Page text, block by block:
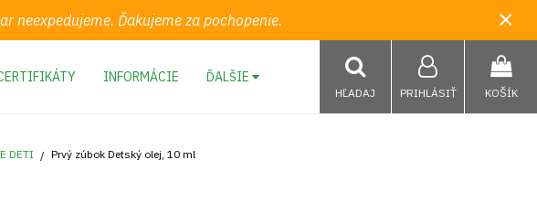
neexpedujeme. Ďakujeme za pochopenie. ×
INFORMÁCIE ĎALŠIE
KOŠÍK
PRIHLÁSIŤ
HĽADAJ
DETI Prvý zúbok Detský olej, 10 ml